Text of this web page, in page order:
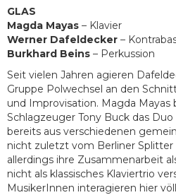
GLAS
Magda Mayas – Klavier
Werner Dafeldecker –
Burkhard Beins – Perkussion
Seit vielen Jahren agieren
Gruppe Polwechsel an den
und Improvisation. Magda
Schlagzeuger Tony Buck das Duo
bereits aus verschiedenen
nicht zuletzt vom Berliner Splitter
allerdings ihre Zusammenarbeit
nicht als klassisches Klaviertrio
MusikerInnen interagieren hier